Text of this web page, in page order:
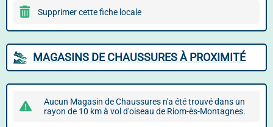
Supprimer cette fiche locale
MAGASINS DE CHAUSSURES À PROXIMITÉ
Aucun Magasin de Chaussures n'a été trouvé dans un
rayon de 10 km à vol d'oiseau de Riom-ès-Montagnes.